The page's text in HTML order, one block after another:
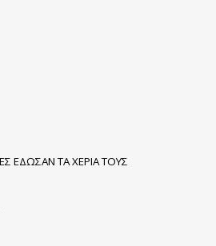
ΕΔΩΣΑΝ ΤΑ ΧΕΡΙΑ ΤΟΥΣ